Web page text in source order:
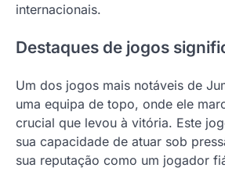
internacionais.
Destaques de jogos
Um dos jogos mais notáveis de
uma equipa de topo, onde ele
crucial que levou à vitória. Este
sua capacidade de atuar sob
sua reputação como um jogador